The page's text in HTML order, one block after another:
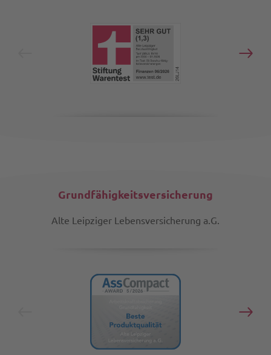
Grundfähigkeitsversicherung
Alte Leipziger Lebensversicherung a.G.